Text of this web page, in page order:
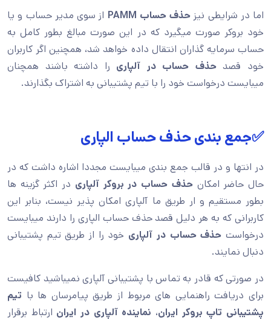
اما در شرایطی نیز حذف حساب PAMM از سوی مدیر حساب و یا
خود بروکر صورت میگیرد که در این صورت مبالغ بطور کامل به
حساب سرمایه گذاران انتقال داده خواهد شد، همچنین اگر کاربران
خود قصدحذف حساب در آلپاری را داشته باشند همچنان
میبایست درخواست خود را با تیم پشتیبانی به اشتراک بگذارند.
✅جمع بندی حذف حساب الپاری
در انتها و در قالب جمع بندی میبایست مجددا اشاره داشت که در
حال حاضر امکانحذف حساب در بروکر آلپاری در اکثر گزینه ها
بطور مستقیم و ار طریق ما آلپاری امکان پذیر نیست، بنابر این
کاربرانی که به هر دلیل قصد حذف حساب الپاری را دارند میبایست
درخواست حذف حساب در آلپاری خود را از طریق تیم پشتیبانی
دنبال نمایند.
در صورتی که قادر به تماس با پشتیبانی آلپاری نمیباشید کافیست
برای دریافت راهنمایی های مربوط از طریق پیامرسان ها با تیم
پشتیبانی تاپ بروکر ایران، نماینده آلپاری در ایران ارتباط برقرار